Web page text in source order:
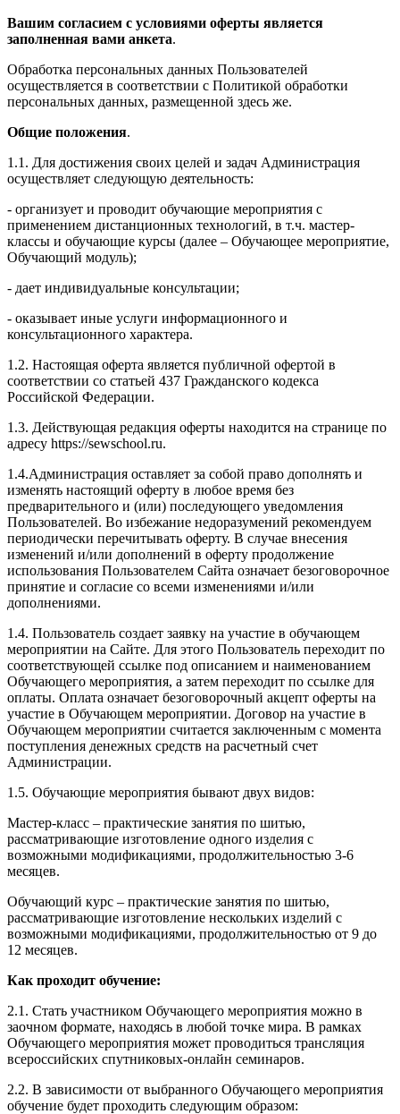
Вашим согласием с условиями оферты является
заполненная вами анкета.
Обработка персональных данных Пользователей
осуществляется в соответствии с Политикой обработки
персональных данных, размещенной здесь же.
Общие положения.
1.1. Для достижения своих целей и задач Администрация
осуществляет следующую деятельность:
- организует и проводит обучающие мероприятия с
применением дистанционных технологий, в т.ч. мастер-
классы и обучающие курсы (далее – Обучающее мероприятие,
Обучающий модуль);
- дает индивидуальные консультации;
- оказывает иные услуги информационного и
консультационного характера.
1.2. Настоящая оферта является публичной офертой в
соответствии со статьей 437 Гражданского кодекса
Российской Федерации.
1.3. Действующая редакция оферты находится на странице по
адресу https://sewschool.ru.
1.4.Администрация оставляет за собой право дополнять и
изменять настоящий оферту в любое время без
предварительного и (или) последующего уведомления
Пользователей. Во избежание недоразумений рекомендуем
периодически перечитывать оферту. В случае внесения
изменений и/или дополнений в оферту продолжение
использования Пользователем Сайта означает безоговорочное
принятие и согласие со всеми изменениями и/или
дополнениями.
1.4. Пользователь создает заявку на участие в обучающем
мероприятии на Сайте. Для этого Пользователь переходит по
соответствующей ссылке под описанием и наименованием
Обучающего мероприятия, а затем переходит по ссылке для
оплаты. Оплата означает безоговорочный акцепт оферты на
участие в Обучающем мероприятии. Договор на участие в
Обучающем мероприятии считается заключенным с момента
поступления денежных средств на расчетный счет
Администрации.
1.5. Обучающие мероприятия бывают двух видов:
Мастер-класс – практические занятия по шитью,
рассматривающие изготовление одного изделия с
возможными модификациями, продолжительностью 3-6
месяцев.
Обучающий курс – практические занятия по шитью,
рассматривающие изготовление нескольких изделий с
возможными модификациями, продолжительностью от 9 до
12 месяцев.
Как проходит обучение:
2.1. Стать участником Обучающего мероприятия можно в
заочном формате, находясь в любой точке мира. В рамках
Обучающего мероприятия может проводиться трансляция
всероссийских спутниковых-онлайн семинаров.
2.2. В зависимости от выбранного Обучающего мероприятия
обучение будет проходить следующим образом: